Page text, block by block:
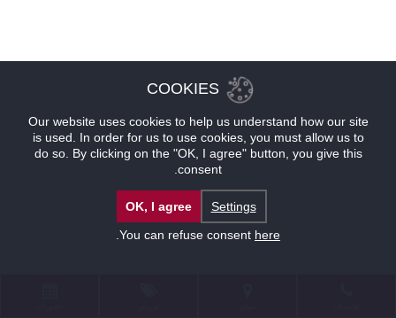
COOKIES
Our website uses cookies to help us understand how our site
is used. In order for us to use cookies, you must allow us to
do so. By clicking on the "OK, I agree" button, you give this
consent.
Settings
OK, I agree
You can refuse consent here
.